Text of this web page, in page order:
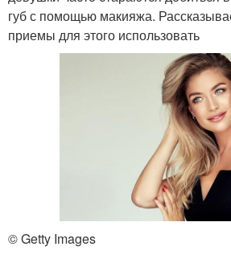
губ с помощью макияжа.
приемы для этого использовать
© Getty Images